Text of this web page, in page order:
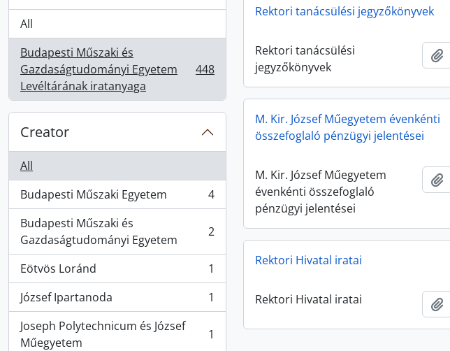
All
Budapesti Műszaki és
Gazdaságtudományi Egyetem
Levéltárának iratanyaga
, 448 results 448
Creator
All
Budapesti Műszaki Egyetem
, 4 results
4
Budapesti Műszaki és
Gazdaságtudományi Egyetem
, 2 results 2
Eötvös Loránd
, 1 results
1
József Ipartanoda
, 1 results
1
Joseph Polytechnicum és József
Műegyetem
, 1 results 1
Rektori tanácsülési jegyzőkönyvek
Rektori tanácsülési
jegyzőkönyvek
M. Kir. József Műegyetem évenkénti
összefoglaló pénzügyi jelentései
M. Kir. József Műegyetem
évenkénti összefoglaló
pénzügyi jelentései
Rektori Hivatal iratai
Rektori Hivatal iratai